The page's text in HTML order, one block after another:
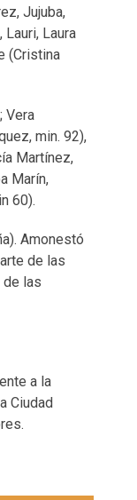
Jujuba,
Laura
(Cristina
Vera
min. 92),
Martínez,
Marín,
60).
Amonestó
de las
de las
a la
Ciudad